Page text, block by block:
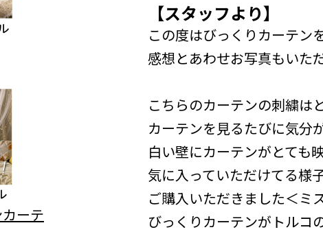
【スタッフより】
この度はびっくりカーテン
感想とあわせお写真もいた
こちらのカーテンの刺繍は
カーテンを見るたびに気分
白い壁にカーテンがとて
気に入っていただけてる様
ご購入いただきました＜ミ
びっくりカーテンがトルコ